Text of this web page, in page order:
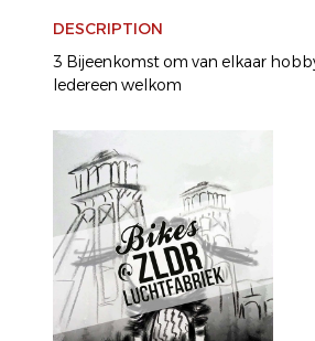
DESCRIPTION
3 Bijeenkomst om van elkaar
Iedereen welkom